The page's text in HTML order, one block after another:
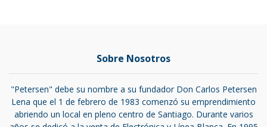
Sobre Nosotros
"Petersen" debe su nombre a su fundador Don Carlos Petersen
Lena que el 1 de febrero de 1983 comenzó su emprendimiento
abriendo un local en pleno centro de Santiago. Durante varios